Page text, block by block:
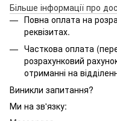
Більше інформації про
Повна оплата на
реквізитах.
Часткова оплата
розрахунковий
отриманні на
Виникли запитання?
Ми на зв'язку: